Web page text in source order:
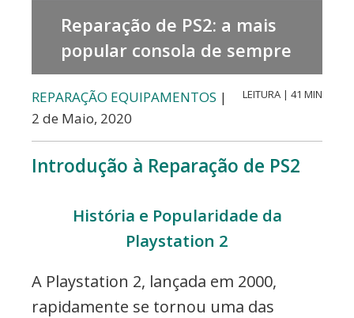
Reparação de PS2: a mais
popular consola de sempre
REPARAÇÃO EQUIPAMENTOS |
2 de Maio, 2020
LEITURA | 41 MIN
Introdução à Reparação de PS2
História e Popularidade da
Playstation 2
A Playstation 2, lançada em 2000,
rapidamente se tornou uma das